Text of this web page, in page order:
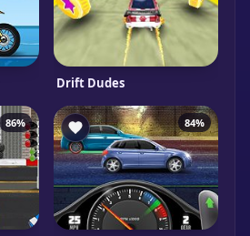
Drift Dudes
86% 84%